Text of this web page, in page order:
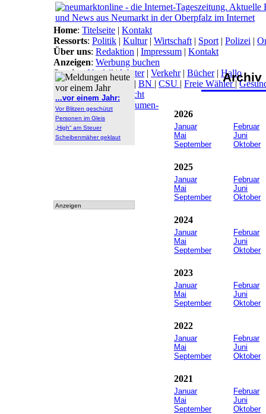
Archiv
2026
Januar
Mai
September
Februar
Juni
Oktober
2025
Januar
Mai
September
Februar
Juni
Oktober
2024
Januar
Mai
September
Februar
Juni
Oktober
2023
Januar
Mai
September
Februar
Juni
Oktober
2022
Januar
Mai
September
Februar
Juni
Oktober
2021
Januar
Mai
September
Februar
Juni
Oktober
...vor einem Jahr:
Vor Blitzen geschützt
Personen im Gleis
„High“ am Steuer
Scheibenmäher geklaut
Anzeigen
Home: Titelseite | Kontakt
Ressorts: Politik | Kultur| Wirtschaft | Sport | Polizei |
Über uns: Redaktion | Impressum | Kontakt
Anzeigen: Werbung buchen
Service: Notfall | Wetter| Verkehr| Bücher| Hallo
Themen:Arbeitsamt | BN | CSU | Freie Wähler|
Lokal-Links:Übersicht
Archiv:Archiv|Dokumen-
tationen